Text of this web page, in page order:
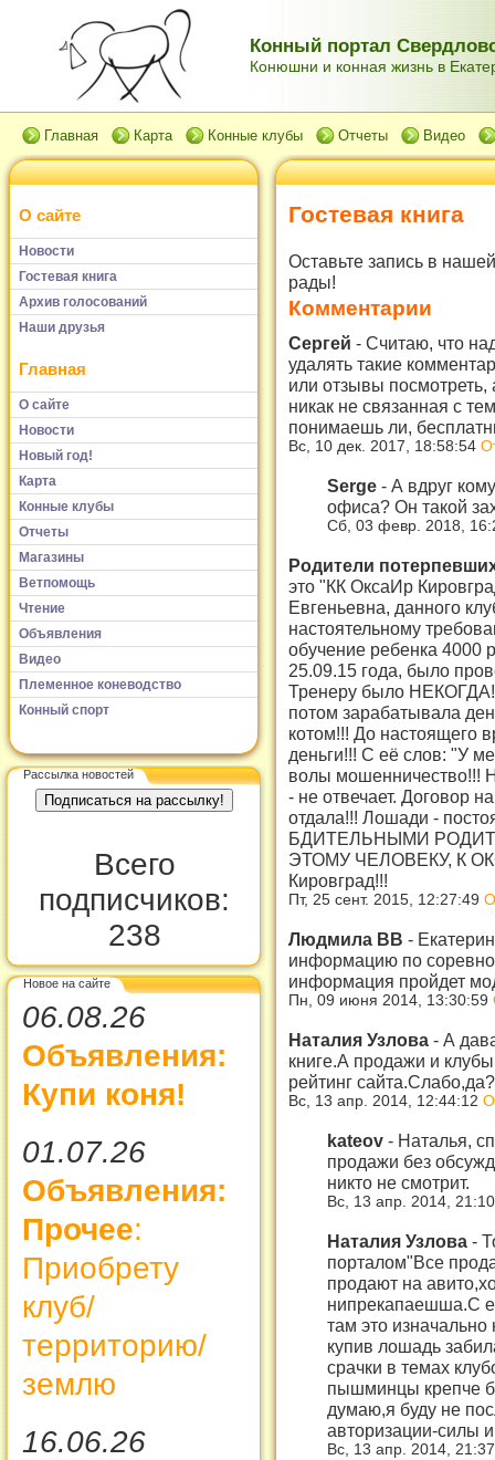
Конный портал
Конюшни и конная жизнь в
Главная Карта Конные клубы Отчеты Видео
О сайте
Новости
Гостевая книга
Архив голосований
Наши друзья
Главная
О сайте
Новости
Новый год!
Карта
Конные клубы
Отчеты
Магазины
Ветпомощь
Чтение
Объявления
Видео
Племенное коневодство
Конный спорт
Рассылка новостей
Всего
подписчиков:
238
Новое на сайте
06.08.26
Объявления:
Купи коня!
01.07.26
Объявления:
Прочее:
Приобрету
клуб/
территорию/
землю
16.06.26
Гостевая книга
Оставьте запись в
рады!
Комментарии
Сергей - Считаю, что
удалять такие
или отзывы
никак не связанная с
понимаешь ли,
Вс, 10 дек. 2017, 18:58:54
Serge - А вдруг
офиса? Он такой
Сб, 03 февр. 2018,
Родители
это "КК ОксаИр
Евгеньевна, данного
настоятельному
обучение ребенка 4000
25.09.15 года, было
Тренеру было
потом зарабатывала
котом!!! До настоящего
деньги!!! С её слов: "У
волы мошенничество!!!
- не отвечает. Договор
отдала!!! Лошади -
БДИТЕЛЬНЫМИ
ЭТОМУ ЧЕЛОВЕКУ, К
Кировград!!!
Пт, 25 сент. 2015, 12:27:49
Людмила ВВ -
информацию по
информация пройдет
Пн, 09 июня 2014, 13:30:59
Наталия Узлова - А
книге.А продажи и
рейтинг сайта.Слабо,да?
Вс, 13 апр. 2014, 12:44:12
kateov - Наталья,
продажи без
никто не смотрит.
Вс, 13 апр. 2014,
Наталия Узлова -
порталом"Все
продают на
нипрекапаешша.С
там это
купив лошадь
срачки в темах
пышминцы крепче
думаю,я буду не
авторизации-силы
Вс, 13 апр. 2014,